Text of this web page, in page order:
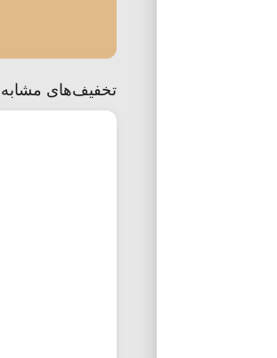
تخفیف‌های مشابه